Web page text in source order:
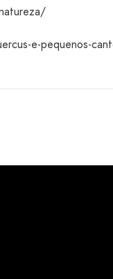
e-pequenos-